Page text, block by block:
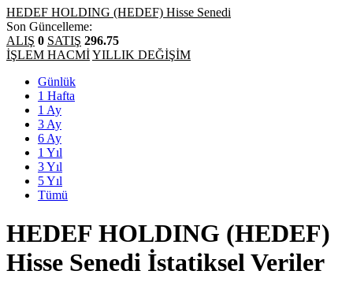
HEDEF HOLDING (HEDEF) Hisse Senedi
Son Güncelleme:
ALIŞ 0 SATIŞ 296.75
İŞLEM HACMİYILLIK DEĞİŞİM
Günlük
1 Hafta
1 Ay
3 Ay
6 Ay
1 Yıl
3 Yıl
5 Yıl
Tümü
HEDEF HOLDING (HEDEF)
Hisse Senedi İstatiksel Veriler